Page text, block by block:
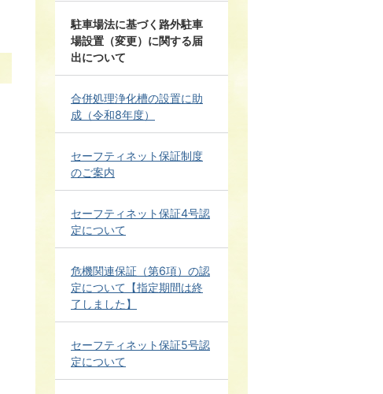
駐車場法に基づく路外駐車
場設置（変更）に関する届
出について
合併処理浄化槽の設置に助
成（令和8年度）
セーフティネット保証制度
のご案内
セーフティネット保証4号認
定について
危機関連保証（第6項）の認
定について【指定期間は終
了しました】
セーフティネット保証5号認
定について